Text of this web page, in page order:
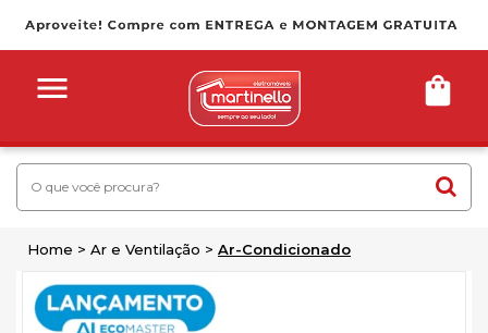
Home Ar e Ventilação Ar-Condicionado